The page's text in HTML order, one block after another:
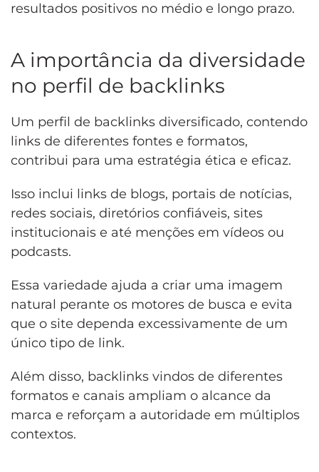
resultados positivos no médio e longo prazo.
A importância da diversidade
no perfil de backlinks
Um perfil de backlinks diversificado, contendo
links de diferentes fontes e formatos,
contribui para uma estratégia ética e eficaz.
Isso inclui links de blogs, portais de notícias,
redes sociais, diretórios confiáveis, sites
institucionais e até menções em vídeos ou
podcasts.
Essa variedade ajuda a criar uma imagem
natural perante os motores de busca e evita
que o site dependa excessivamente de um
único tipo de link.
Além disso, backlinks vindos de diferentes
formatos e canais ampliam o alcance da
marca e reforçam a autoridade em múltiplos
contextos.